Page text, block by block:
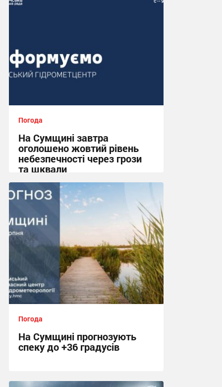
Погода
На Сумщині завтра
оголошено жовтий рівень
небезпечності через грози
та шквали
17:37 сьогодні
Погода
На Сумщині прогнозують
спеку до +36 градусів